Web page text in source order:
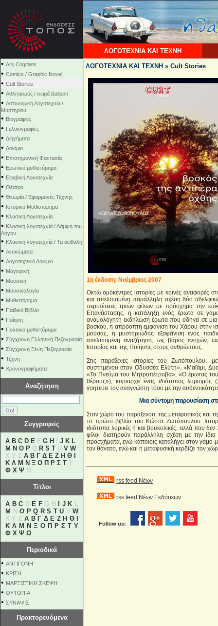
ΛΟΓΟΤΕΧΝΙΑ ΚΑΙ ΤΕΧΝΗ
• Ars Cogitans
• Comics / Graphic Novel
• Cult Stories
• Αθλητισμός / σειρά Ballpen
• Αστυνομική Λογοτεχνία /
Μυστηρίου
• Βιογραφίες
• Γελοιογραφίες
• Διηγήματα
• Δοκίμιο
• Επιστημονική Φαντασία
• Ερωτικό μυθιστόρημα
• Εφηβική Λογοτεχνία
• Θέατρο
• Θεωρία / Εφαρμογές Τέχνης
• Ιστορικό Μυθιστόρημα
• Κλασική Λογοτεχνία
• Κλασική λογοτεχνία / Λάμψη του
Λόγου
• Κλασική λογοτεχνία / Τα αειθαλή
• Λευκώματα
• Λογοτεχνικό Δοκίμιο
• Μαγειρική
• Μουσική
• Μουσικολογία
• Μυθιστόρημα
• Παιδικό Βιβλίο
• Ποίηση
• Πολιτικό μυθιστόρημα
• Σύγχρονη Ελληνική Πεζογραφία
• Σύγχρονη Ξένη Πεζογραφία
• Τέχνη
• Χρονογραφήματα
Αναζήτηση
Συγγραφείς
A B C D E F G H J K L
M N O P Q R S T U V W
X Y Z Α Β Γ Δ Ε Ζ Η Θ
Κ Λ Μ Ν Ξ Ο Π Ρ Σ Τ Υ
Φ Χ Ψ Ω
Τίτλοι
A B C D E FG H J K L
M
N O P Q R S T U V W
X Y ZΑ Β Γ Δ Ε Ζ Η Θ
Κ Λ Μ Ν Ξ Ο Π Ρ Σ Τ Υ
Φ Χ Ψ Ω
Περιοδικά
• ΑΝΤΙΓΟΝΗ
• ΚΡΙΣΗ
• ΜΑΡΞΙΣΤΙΚΗ ΣΚΕΨΗ
• ΟΥΤΟΠΙΑ
• ΣΥΝΑΨΙΣ
Πρακτορευόμενα
ΛΟΓΟΤΕΧΝΙΑ ΚΑΙ ΤΕΧΝΗ » Cult Stories
1η έκδοση: Νοέμβριος 2007
Οκτώ ομόκεντρες ιστορίες με κοινές αναφορές
και απελπισμένη παράλληλη σχέση δύο
περιπέτειες τριών φίλων με πρόσχημα την
Επανάστασης, η κατάληξη ενός έρωτα σε
ανομολόγητη εκδήλωση έρωτα που οδηγεί σε
βοσκού, η απρόοπτη εμφάνιση του Χάρου στην
μούσας, η μυστηριώδης εξαφάνιση ενός
απελπισμένη αναζήτηση, ως βάρος ενοχών,
Ιστορίας και της Ποίησης στους ανθρώπους.
Στις παράξενες ιστορίες του Ζωτόπουλου,
συστημένου στον Οδυσσέα Ελύτη», «Μαϊάμι,
«Το Πνεύμα του Μητροπέτροβα», «Ο έρωτας
θέρους»), κυριαρχεί ένας ιδιότυπος
γοητεύει τον αναγνώστη τόσο με την
Mια σύντομη παρουσίαση
Στον χώρο του παράξενου, της μεταφυσικής και
το πρώτο βιβλίο του Κώστα Ζωτόπουλου.
ιδιότυπα λυρικές ή και βουκολικές, αλλά που
φίλοι διατηρούν παράλληλη σχέση με την ίδια
προσχήματα, ενώ κάποιοις καταλήγει στον γάμο
τον θάνατο, ενώ και η μεταφυσική κερδίζει τον
rss feed Νέων
rss feed Νέων Εκδόσεων
Follow us: